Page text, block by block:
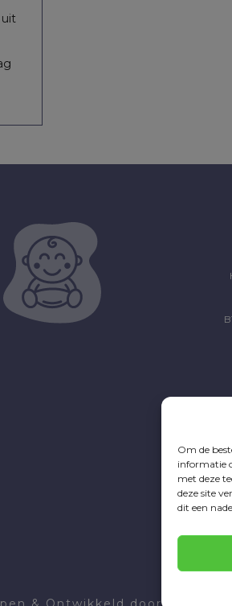
Om de
informatie
met deze
deze site
dit een
uit